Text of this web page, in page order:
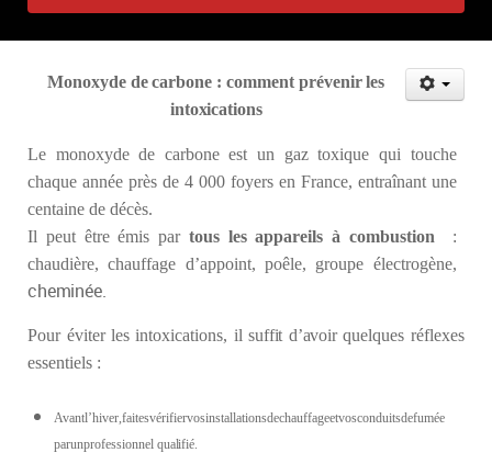
Monoxyde de carbone : comment prévenir les
intoxications
Le monoxyde de carbone est un gaz toxique qui touche
chaque année près de 4 000 foyers en France, entraînant une
centaine de décès.
Il peut être émis par tous les appareils à combustion
:
chaudière, chauffage d’appoint, poêle, groupe électrogène,
cheminée.
Pour éviter les intoxications, il suffit d’avoirquelques réflexes
essentiels :
Avantl’hiver,faitesvérifiervosinstallationsdechauffageetvosconduitsdefumée
parunprofessionnel qualifié.